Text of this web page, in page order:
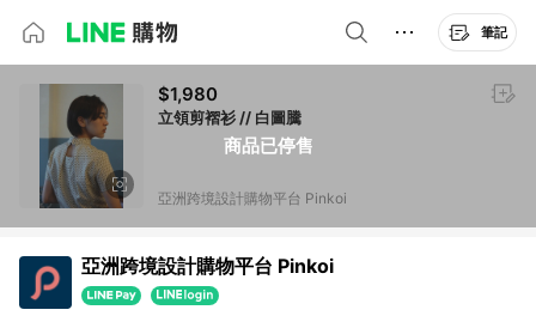
筆記
商品已停售
$1,980
立領剪褶衫 // 白圖騰
亞洲跨境設計購物平台 Pinkoi
亞洲跨境設計購物平台 Pinkoi